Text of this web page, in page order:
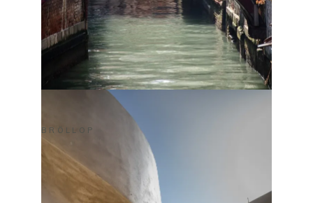
BRÖLLOP
PANOS & MICHELLE